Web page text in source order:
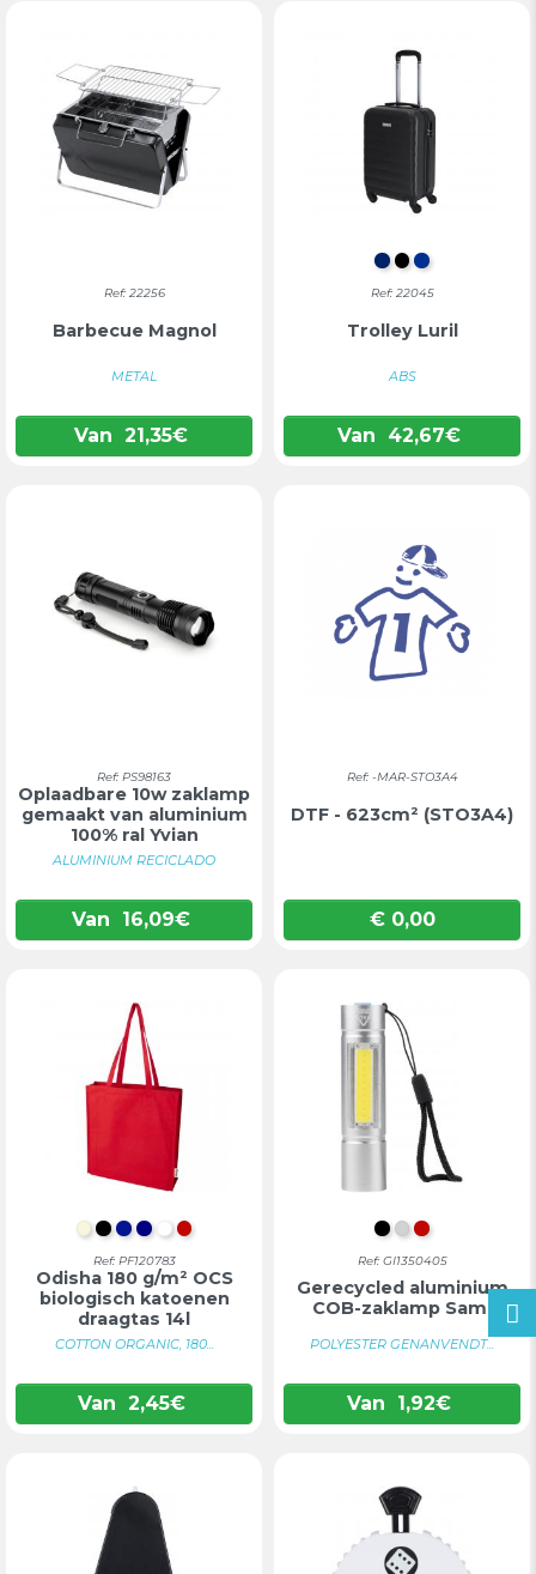
Ref: 22256
Barbecue Magnol
METAL
Van 21,35€
MARINEBLAUW
ZWART
BLAUW
Ref: 22045
Trolley Luril
ABS
Van 42,67€
Ref: PS98163
Oplaadbare 10w zaklamp
gemaakt van aluminium
100% ral Yvian
ALUMINIUM RECICLADO
Van 16,09€
Ref: -MAR-STO3A4
DTF - 623cm² (STO3A4)
Prijs
€ 0,00
NATUURLIJK
INTENS ZWART
KONINKLIJK BLAUW
DONKERBLAUW
WITROOD
Ref: PF120783
Odisha 180 g/m² OCS
biologisch katoenen
draagtas 14l
COTTON ORGANIC, 180...
Van 2,45€
ZWART
ZILVER
ROOD
Ref: GI1350405
Gerecycled aluminium
COB-zaklamp Sami
POLYESTER GENANVENDT...
Van 1,92€